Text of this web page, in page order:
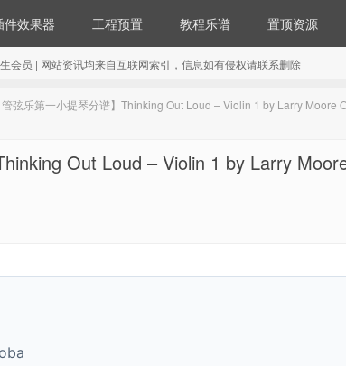
件效果器 工程预置 教程乐谱 置顶资源
员 | 网站资讯均来自互联网索引，信息如有侵权请联系删除
管弦乐第一小提琴分谱】Thinking Out Loud – Violin 1 by Larry Moore
Out Loud – Violin 1 by Larry